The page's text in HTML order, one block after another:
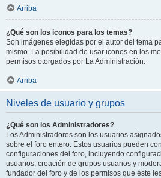
Arriba
¿Qué son los iconos para los temas?
Son imágenes elegidas por el autor del tema
mismo. La posibilidad de usar iconos en los
permisos otorgados por La Administración.
Arriba
Niveles de usuario y grupos
¿Qué son los Administradores?
Los Administradores son los usuarios
sobre el foro entero. Estos usuarios pueden
configuraciones del foro, incluyendo
usuarios, creación de grupos usuarios y
fundador del foro y de los permisos que éste